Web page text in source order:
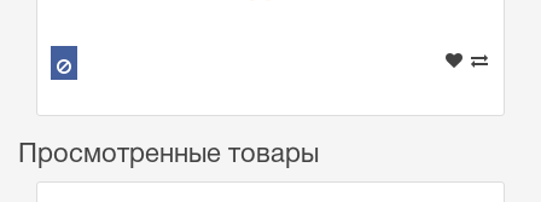
Просмотренные товары